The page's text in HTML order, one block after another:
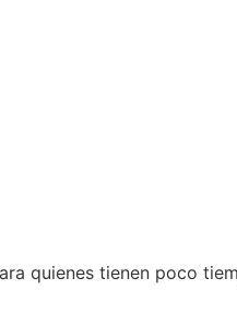
quienes tienen poco